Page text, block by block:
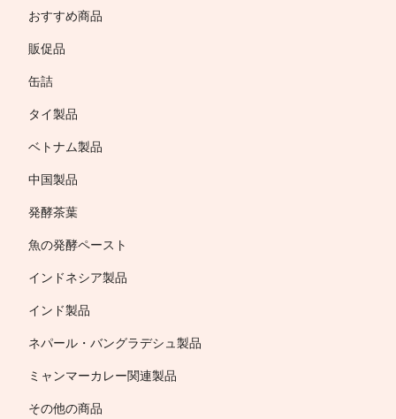
おすすめ商品
販促品
缶詰
タイ製品
ベトナム製品
中国製品
発酵茶葉
魚の発酵ペースト
インドネシア製品
インド製品
ネパール・バングラデシュ製品
ミャンマーカレー関連製品
その他の商品